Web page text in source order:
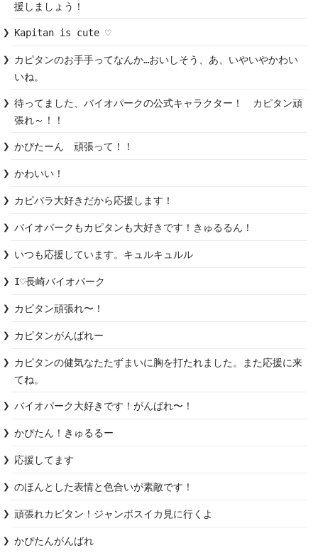
援しましょう！
Kapitan is cute ♡
カピタンのお手手ってなんか…おいしそう、あ、いやいやかわい
いね。
待ってました、バイオパークの公式キャラクター！　カピタン頑
張れ～！！
かぴたーん　頑張って！！
かわいい！
カピバラ大好きだから応援します！
バイオパークもカピタンも大好きです！きゅるるん！
いつも応援しています。キュルキュルル
I♡長崎バイオパーク
カピタン頑張れ〜！
カピタンがんばれー
カピタンの健気なたたずまいに胸を打たれました。また応援に来
てね。
バイオパーク大好きです！がんばれ〜！
かぴたん！きゅるるー
応援してます
のほんとした表情と色合いが素敵です！
頑張れカピタン！ジャンボスイカ見に行くよ
かぴたんがんばれ